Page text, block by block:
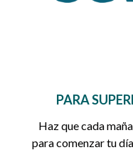
PARA
Haz que cada
para comenzar tu